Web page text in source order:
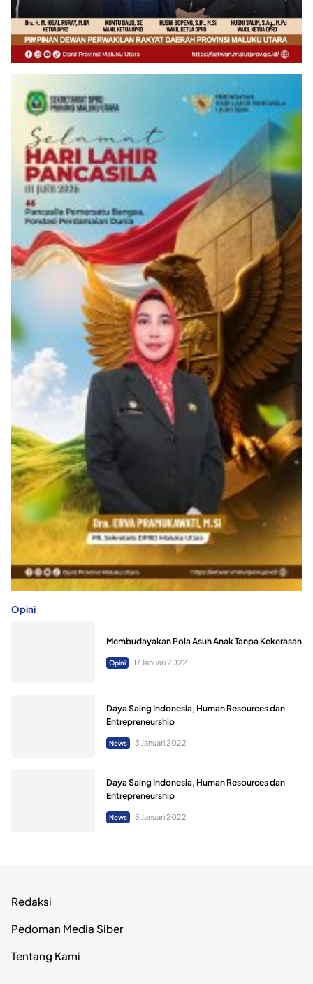
Opini
Membudayakan Pola Asuh Anak Tanpa Kekerasan
Opini 17 Januari 2022
Daya Saing Indonesia, Human Resources dan
Entrepreneurship
News 3 Januari 2022
Daya Saing Indonesia, Human Resources dan
Entrepreneurship
News 3 Januari 2022
Redaksi
Pedoman Media Siber
Tentang Kami